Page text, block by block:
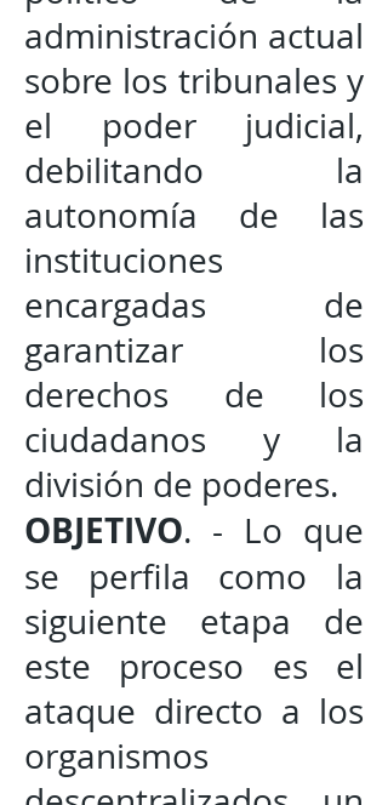
administración actual
sobre los tribunales y
el poder judicial,
debilitando la
autonomía de las
instituciones
encargadas de
garantizar los
derechos de los
ciudadanos y la
división de poderes.
OBJETIVO. - Lo que
se perfila como la
siguiente etapa de
este proceso es el
ataque directo a los
organismos